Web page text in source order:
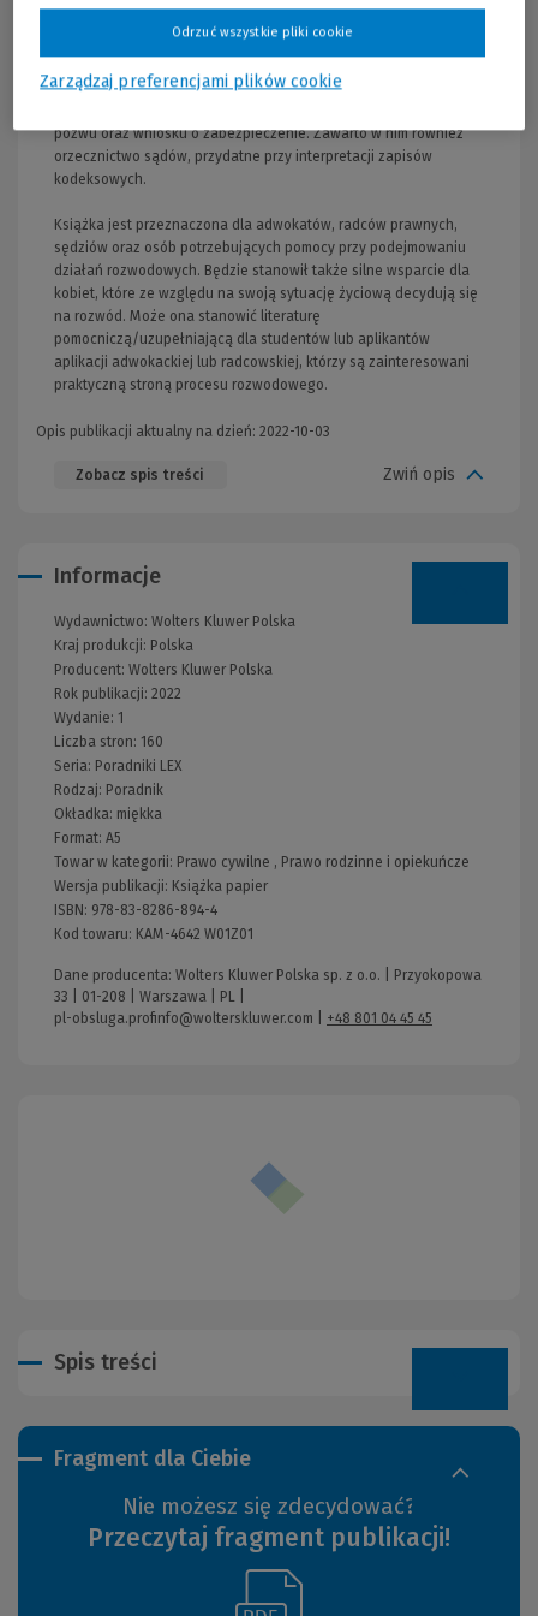
omówieniem jego elementów i dalszych możliwych działań
pozwu oraz wniosku o zabezpieczenie. Zawarto w nim również
orzecznictwo sądów, przydatne przy interpretacji zapisów
kodeksowych.
Książka jest przeznaczona dla adwokatów, radców prawnych,
sędziów oraz osób potrzebujących pomocy przy podejmowaniu
działań rozwodowych. Będzie stanowił także silne wsparcie dla
kobiet, które ze względu na swoją sytuację życiową decydują się
na rozwód. Może ona stanowić literaturę
pomocniczą/uzupełniającą dla studentów lub aplikantów
aplikacji adwokackiej lub radcowskiej, którzy są zainteresowani
praktyczną stroną procesu rozwodowego.
Opis publikacji aktualny na dzień: 2022-10-03
Zobacz spis treści Zwiń opis
Fragment dla Ciebie
Nie możesz się zdecydować?
Przeczytaj fragment publikacji!
Informacje
Wydawnictwo: Wolters Kluwer Polska
Kraj produkcji: Polska
Producent: Wolters Kluwer Polska
Rok publikacji: 2022
Wydanie: 1
Liczba stron: 160
Seria: Poradniki LEX
Rodzaj: Poradnik
Okładka: miękka
Format: A5
Towar w kategorii: Prawo cywilne , Prawo rodzinne i opiekuńcze
Wersja publikacji: Książka papier
ISBN: 978-83-8286-894-4
Kod towaru: KAM-4642 W01Z01
Dane producenta: Wolters Kluwer Polska sp. z o.o. | Przyokopowa
33 | 01-208 | Warszawa | PL |
pl-obsluga.profinfo@wolterskluwer.com
+48 801 04 45 45
Spis treści
Zarządzaj preferencjami plików cookie
Odrzuć wszystkie pliki cookie